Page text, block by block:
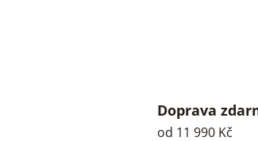
Doprava
od 11 990 Kč